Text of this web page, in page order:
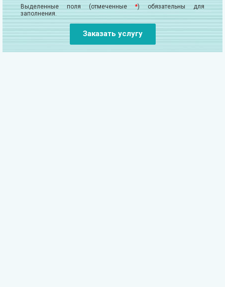
Выделенные поля (отмеченные*) обязательны для
заполнения.